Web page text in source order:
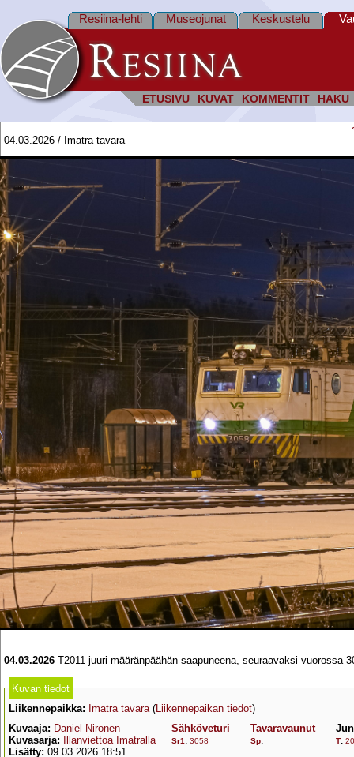
ETUSIVU KUVAT KOMMENTIT HAKU
Resiina-lehti Museojunat Keskustelu
04.03.2026 / Imatra tavara
04.03.2026 T2011 juuri määränpäähän saapuneena, seuraavaksi vuorossa
Kuvan tiedot
Liikennepaikka: Imatra tavara ( Liikennepaikan tiedot)
Kuvaaja: Daniel Nironen
Kuvasarja:
Illanviettoa Imatralla
Lisätty: 09.03.2026 18:51
Sähköveturi
Sr1 : 3058
Tavaravaunut
Sp: T: